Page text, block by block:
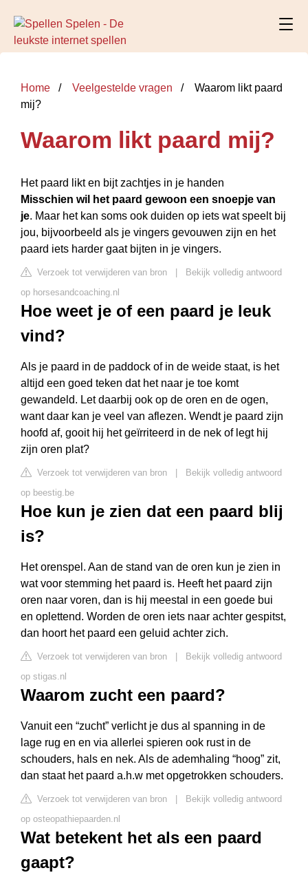
Home Veelgestelde vragen
Waarom likt paard
mij?
Waarom likt paard mij?
Het paard likt en bijt zachtjes in je handen
Misschien wil het paard gewoon een snoepje van
je. Maar het kan soms ook duiden op iets wat speelt bij
jou, bijvoorbeeld als je vingers gevouwen zijn en het
paard iets harder gaat bijten in je vingers.
Verzoek tot verwijderen van bron
Bekijk volledig antwoord
op horsesandcoaching.nl
Hoe weet je of een paard je leuk
vind?
Als je paard in de paddock of in de weide staat, is het
altijd een goed teken dat het naar je toe komt
gewandeld. Let daarbij ook op de oren en de ogen,
want daar kan je veel van aflezen. Wendt je paard zijn
hoofd af, gooit hij het geïrriteerd in de nek of legt hij
zijn oren plat?
Verzoek tot verwijderen van bron
Bekijk volledig antwoord
op beestig.be
Hoe kun je zien dat een paard blij
is?
Het orenspel. Aan de stand van de oren kun je zien in
wat voor stemming het paard is. Heeft het paard zijn
oren naar voren, dan is hij meestal in een goede bui
en oplettend. Worden de oren iets naar achter gespitst,
dan hoort het paard een geluid achter zich.
Verzoek tot verwijderen van bron
Bekijk volledig antwoord
op stigas.nl
Waarom zucht een paard?
Vanuit een “zucht” verlicht je dus al spanning in de
lage rug en en via allerlei spieren ook rust in de
schouders, hals en nek. Als de ademhaling “hoog” zit,
dan staat het paard a.h.w met opgetrokken schouders.
Verzoek tot verwijderen van bron
Bekijk volledig antwoord
op osteopathiepaarden.nl
Wat betekent het als een paard
gaapt?